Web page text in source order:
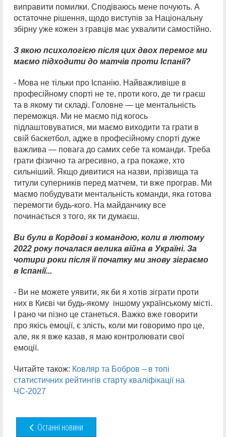
виправити помилки. Сподіваюсь мене почують. А
остаточне рішення, щодо виступів за Національну
збірну уже кожен з гравців має ухвалити самостійно.
З якою психологією після цих двох перемог ми
маємо підходити до матчів проти Іспанії?
- Мова не тільки про Іспанію. Найважливіше в
професійному спорті не те, проти кого, де ти граєш
та в якому ти складі. Головне — це ментальність
переможця. Ми не маємо під когось
підлаштовуватися, ми маємо виходити та грати в
свій баскетбол, адже в професійному спорті дуже
важлива — повага до самих себе та команди. Треба
грати фізично та агресивно, а гра покаже, хто
сильніший. Якщо дивитися на назви, прізвища та
титули суперників перед матчем, ти вже програв. Ми
маємо побудувати ментальність команди, яка готова
перемогти будь-кого. На майданчику все
починається з того, як ти думаєш.
Ви були в Кордові з командою, коли в лютому
2022 року почалася велика війна в Україні. За
чотири роки після її початку ми знову зіграємо
в Іспанії...
- Ви не можете уявити, як би я хотів зіграти проти
них в Києві чи будь-якому іншому українському місті.
І рано чи пізно це станеться. Важко вже говорити
про якісь емоції, є злість, коли ми говоримо про це,
але, як я вже казав, я маю контролювати свої
емоції.
Читайте також: Ковляр та Бобров – в топі
статистичних рейтингів старту кваліфікації на
ЧС-2027
Останні новини